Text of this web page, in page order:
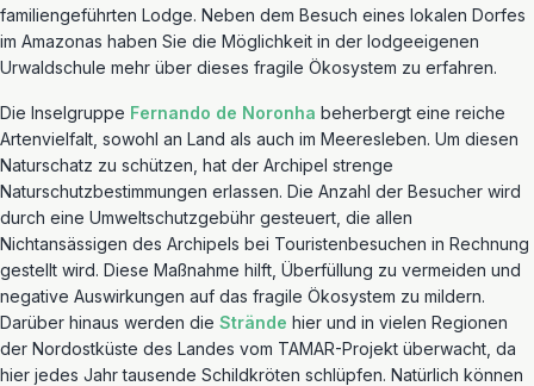
familiengeführten Lodge. Neben dem Besuch eines lokalen Dorfes
im Amazonas haben Sie die Möglichkeit in der lodgeeigenen
Urwaldschule mehr über dieses fragile Ökosystem zu erfahren.
Die Inselgruppe Fernando de Noronha beherbergt eine reiche
Artenvielfalt, sowohl an Land als auch im Meeresleben. Um diesen
Naturschatz zu schützen, hat der Archipel strenge
Naturschutzbestimmungen erlassen. Die Anzahl der Besucher wird
durch eine Umweltschutzgebühr gesteuert, die allen
Nichtansässigen des Archipels bei Touristenbesuchen in Rechnung
gestellt wird. Diese Maßnahme hilft, Überfüllung zu vermeiden und
negative Auswirkungen auf das fragile Ökosystem zu mildern.
Darüber hinaus werden die Strände hier und in vielen Regionen
der Nordostküste des Landes vom TAMAR-Projekt überwacht, da
hier jedes Jahr tausende Schildkröten schlüpfen. Natürlich können